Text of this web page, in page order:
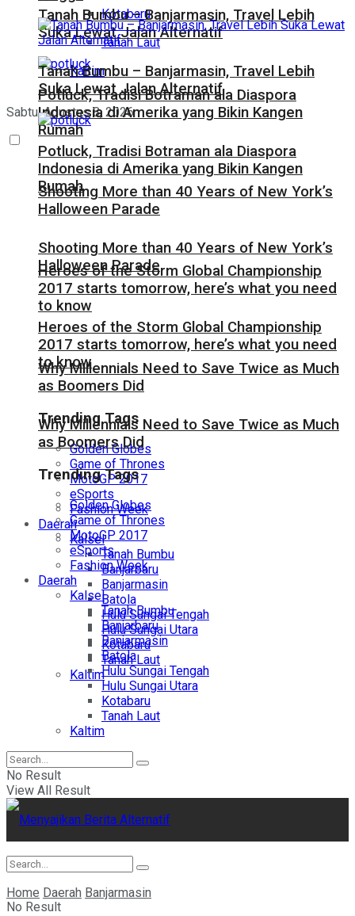
Kotabaru
Tanah Laut
Kaltim
Sabtu, Agustus 8, 2026
Tanah Bumbu – Banjarmasin, Travel Lebih
Suka Lewat Jalan Alternatif
Potluck, Tradisi Botraman ala Diaspora
Indonesia di Amerika yang Bikin Kangen
Rumah
Shooting More than 40 Years of New York’s
Halloween Parade
Heroes of the Storm Global Championship
2017 starts tomorrow, here’s what you need
to know
Why Millennials Need to Save Twice as Much
as Boomers Did
Trending Tags
Golden Globes
Game of Thrones
MotoGP 2017
eSports
Fashion Week
Daerah
Kalsel
Tanah Bumbu
Banjarbaru
Banjarmasin
Batola
Hulu Sungai Tengah
Hulu Sungai Utara
Kotabaru
Tanah Laut
Kaltim
Tanah Bumbu – Banjarmasin, Travel Lebih
Suka Lewat Jalan Alternatif
Potluck, Tradisi Botraman ala Diaspora
Indonesia di Amerika yang Bikin Kangen
Rumah
Shooting More than 40 Years of New York’s
Halloween Parade
Heroes of the Storm Global Championship
2017 starts tomorrow, here’s what you need
to know
Why Millennials Need to Save Twice as Much
as Boomers Did
Trending Tags
Golden Globes
Game of Thrones
MotoGP 2017
eSports
Fashion Week
Daerah
Kalsel
Tanah Bumbu
Banjarbaru
Banjarmasin
Batola
Hulu Sungai Tengah
Hulu Sungai Utara
Kotabaru
Tanah Laut
Kaltim
No Result
View All Result
No Result
Home Daerah Banjarmasin